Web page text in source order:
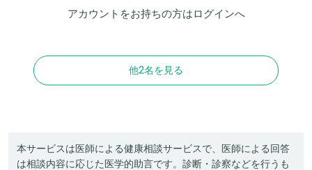
アカウントをお持ちの方はログインへ
他2名を見る
本サービスは医師による健康相談サービスで、医師による回答
は相談内容に応じた医学的助言です。診断・診察などを行うも